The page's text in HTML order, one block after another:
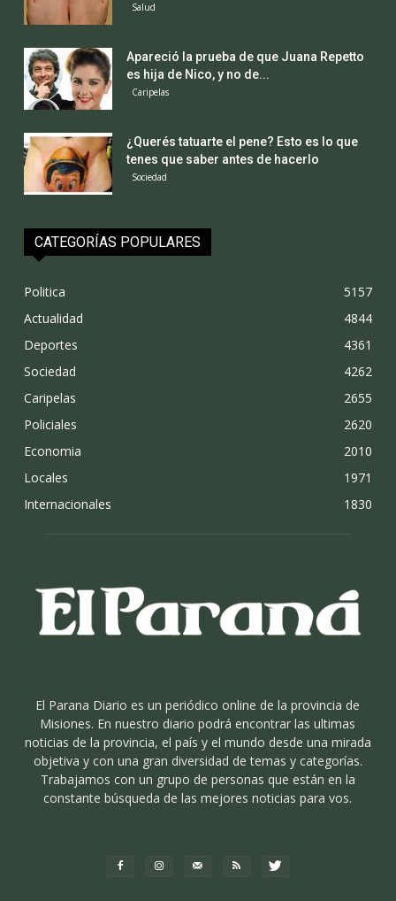
Salud
Apareció la prueba de que Juana Repetto
es hija de Nico, y no de...
Caripelas
¿Querés tatuarte el pene? Esto es lo que
tenes que saber antes de hacerlo
Sociedad
CATEGORÍAS POPULARES
Politica
5157
Actualidad
4844
Deportes
4361
Sociedad
4262
Caripelas
2655
Policiales
2620
Economia
2010
Locales
1971
Internacionales
1830
El Parana Diario es un periódico online de la provincia de
Misiones. En nuestro diario podrá encontrar las ultimas
noticias de la provincia, el país y el mundo desde una mirada
objetiva y con una gran diversidad de temas y categorías.
Trabajamos con un grupo de personas que están en la
constante búsqueda de las mejores noticias para vos.